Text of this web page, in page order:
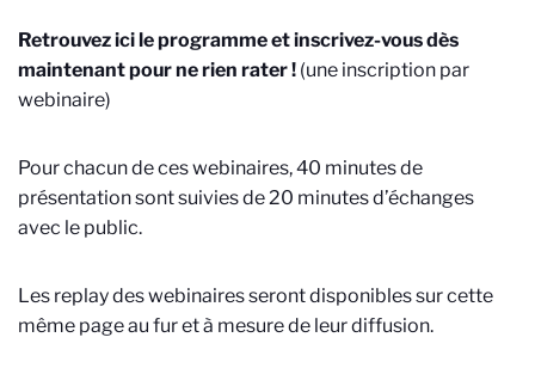
Retrouvez ici le programme et inscrivez-vous dès
maintenant pour ne rien rater ! (une inscription par
webinaire)
Pour chacun de ces webinaires, 40 minutes de
présentation sont suivies de 20 minutes d’échanges
avec le public.
Les replay des webinaires seront disponibles sur cette
même page au fur et à mesure de leur diffusion.